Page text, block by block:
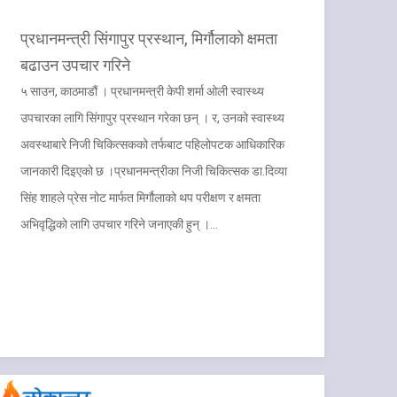
प्रधानमन्त्री सिंगापुर प्रस्थान, मिर्गौलाको क्षमता
बढाउन उपचार गरिने
५ साउन, काठमाडौं । प्रधानमन्त्री केपी शर्मा ओली स्वास्थ्य
उपचारका लागि सिंगापुर प्रस्थान गरेका छन् । र, उनको स्वास्थ्य
अवस्थाबारे निजी चिकित्सकको तर्फबाट पहिलोपटक आधिकारिक
जानकारी दिइएको छ ।प्रधानमन्त्रीका निजी चिकित्सक डा.दिव्या
सिंह शाहले प्रेस नोट मार्फत मिर्गौलाको थप परीक्षण र क्षमता
अभिवृद्धिको लागि उपचार गरिने जनाएकी हुन् ।…